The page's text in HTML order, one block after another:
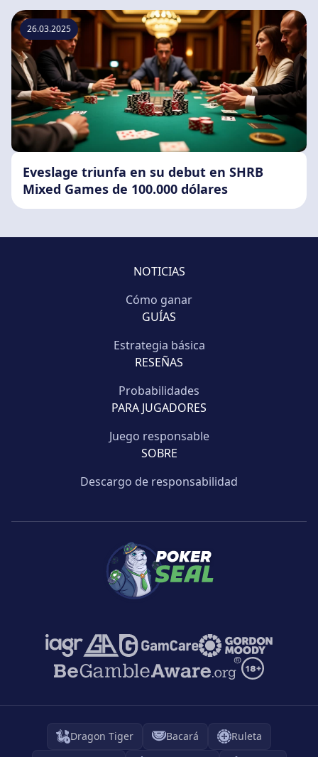
26.03.2025
Eveslage triunfa en su debut en SHRB
Mixed Games de 100.000 dólares
NOTICIAS
Cómo ganar
GUÍAS
Estrategia básica
RESEÑAS
Probabilidades
PARA JUGADORES
Juego responsable
SOBRE
Descargo de responsabilidad
Dragon Tiger Bacará
Ruleta